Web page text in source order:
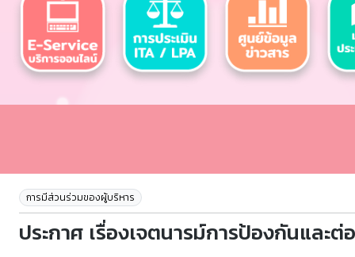
การมีส่วนร่วมของผู้บริหาร
ประกาศ เรื่องเจตนารม์การป้องกันและ